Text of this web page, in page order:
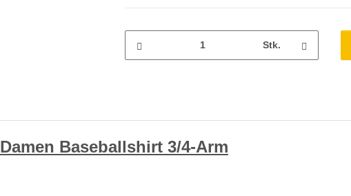
Stk.
Damen Baseballshirt 3/4-Arm